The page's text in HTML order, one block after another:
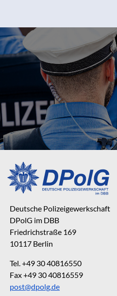
Deutsche Polizeigewerkschaft
DPolG im DBB
Friedrichstraße 169
10117 Berlin
Tel. +49 30 40816550
Fax +49 30 40816559
post@dpolg.de